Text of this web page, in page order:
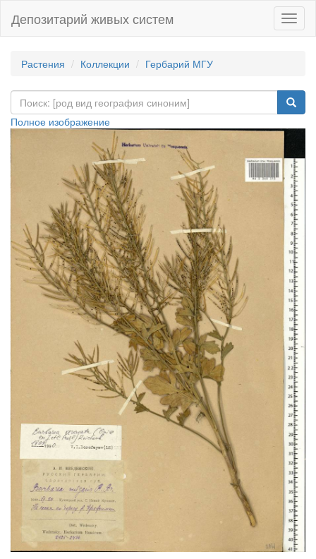
Депозитарий живых систем
Растения Коллекции Гербарий МГУ
Полное изображение